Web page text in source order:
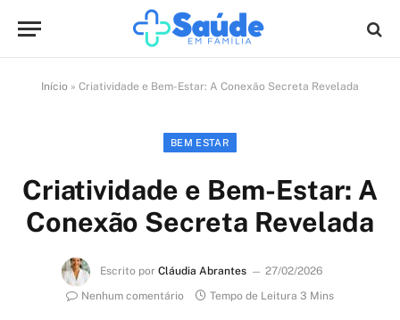
Início » Criatividade e Bem-Estar: A Conexão Secreta Revelada
BEM ESTAR
Criatividade e Bem-Estar: A
Conexão Secreta Revelada
Escrito por Cláudia Abrantes
27/02/2026
Nenhum comentário
Tempo de Leitura 3 Mins